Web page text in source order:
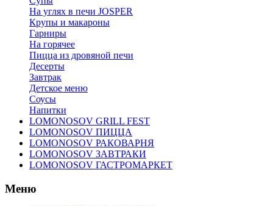
На углях в печи JOSPER
Крупы и макароны
Гарниры
На горячее
Пицца из дровяной печи
Десерты
Завтрак
Детское меню
Соусы
Напитки
LOMONOSOV GRILL FEST
LOMONOSOV ПИЦЦА
LOMONOSOV РАКОВАРНЯ
LOMONOSOV ЗАВТРАКИ
LOMONOSOV ГАСТРОМАРКЕТ
Меню